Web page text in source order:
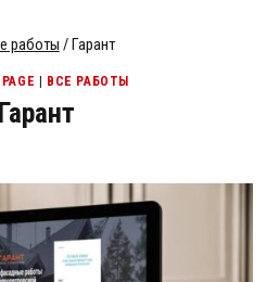
работы /Гарант
ВСЕ РАБОТЫ
Гарант